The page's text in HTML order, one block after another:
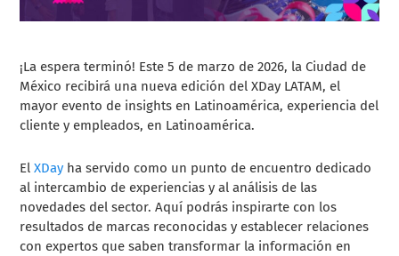
¡La espera terminó! Este 5 de marzo de 2026, la Ciudad de
México recibirá una nueva edición del XDay LATAM, el
mayor evento de insights en Latinoamérica, experiencia del
cliente y empleados, en Latinoamérica.
ElXDay ha servido como un punto de encuentro dedicado
al intercambio de experiencias y al análisis de las
novedades del sector. Aquí podrás inspirarte con los
resultados de marcas reconocidas y establecer relaciones
con expertos que saben transformar la información en